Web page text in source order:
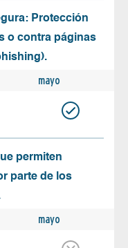
Protección
o contra páginas
mayo
permiten
parte de los
mayo